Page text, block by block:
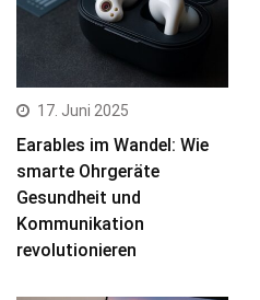
17. Juni 2025
Earables im Wandel: Wie
smarte Ohrgeräte
Gesundheit und
Kommunikation
revolutionieren